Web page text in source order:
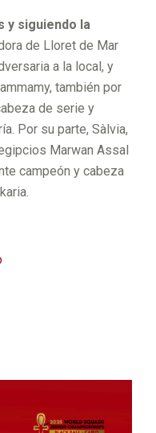
y siguiendo la
de Lloret de Mar
a la local, y
también por
de serie y
Por su parte, Sàlvia,
Marwan Assal
campeón y cabeza